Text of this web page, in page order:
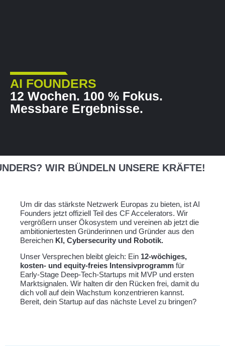
AI FOUNDERS
12 Wochen. 100 % Fokus.
Messbare Ergebnisse.
WIR BÜNDELN UNSERE KRÄFTE!
Um dir das stärkste Netzwerk Europas zu bieten, ist AI
Founders jetzt offiziell Teil des CF Accelerators. Wir
vergrößern unser Ökosystem und vereinen ab jetzt die
ambitioniertesten Gründerinnen und Gründer aus den
Bereichen KI, Cybersecurity und Robotik.
Unser Versprechen bleibt gleich: Ein 12-wöchiges,
kosten- und equity-freies Intensivprogramm für
Early-Stage Deep-Tech-Startups mit MVP und ersten
Marktsignalen. Wir halten dir den Rücken frei, damit du
dich voll auf dein Wachstum konzentrieren kannst.
Bereit, dein Startup auf das nächste Level zu bringen?